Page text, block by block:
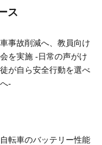
ス
事故削減へ、教員向け
を実施 -日常の声がけ
が自ら安全行動を選べ
-
転車のバッテリー性能